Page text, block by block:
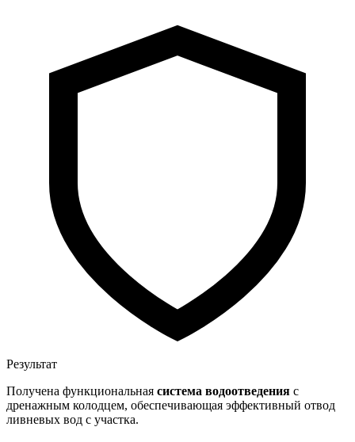
Результат
Получена функциональная система водоотведения с
дренажным колодцем, обеспечивающая эффективный отвод
ливневых вод с участка.